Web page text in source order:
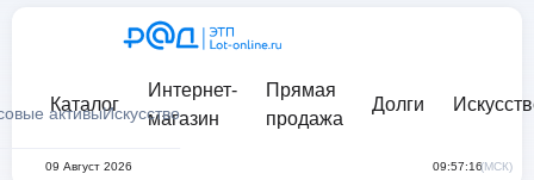
активыИскусство
Каталог
Интернет-
магазин
Прямая
продажа
Долги
09 Август 2026 09:57:16(МСК)